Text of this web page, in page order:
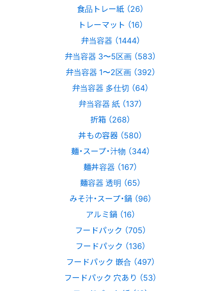
食品トレー紙 （26）
トレーマット （16）
弁当容器 （1444）
弁当容器 3〜5区画 （583）
弁当容器 1〜2区画 （392）
弁当容器 多仕切 （64）
弁当容器 紙 （137）
折箱 （268）
丼もの容器 （580）
麺・スープ・汁物 （344）
麺丼容器 （167）
麺容器 透明 （65）
みそ汁・スープ・鍋 （96）
アルミ鍋 （16）
フードパック （705）
フードパック （136）
フードパック 嵌合 （497）
フードパック 穴あり （53）